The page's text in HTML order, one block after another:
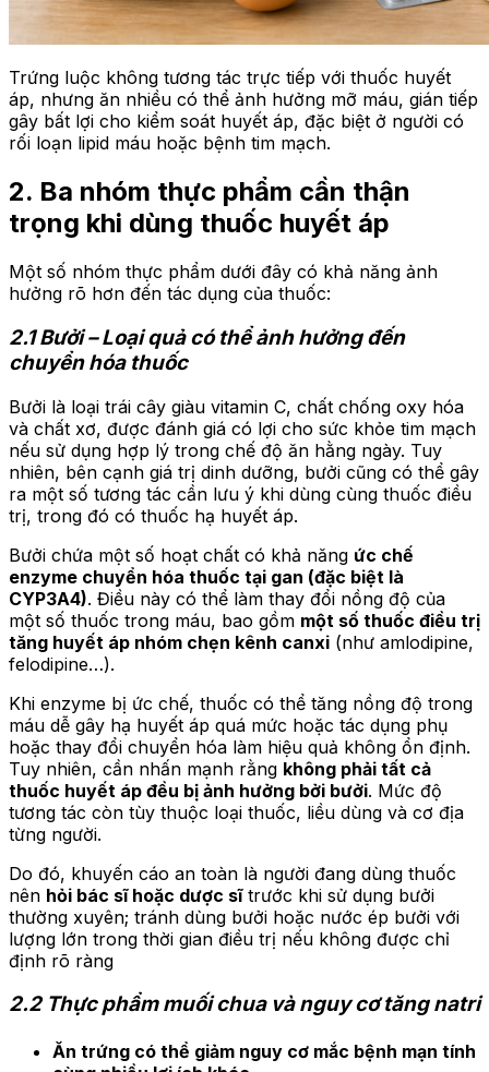
Trứng luộc không tương tác trực tiếp với thuốc huyết
áp, nhưng ăn nhiều có thể ảnh hưởng mỡ máu, gián tiếp
gây bất lợi cho kiểm soát huyết áp, đặc biệt ở người có
rối loạn lipid máu hoặc bệnh tim mạch.
2. Ba nhóm thực phẩm cần thận
trọng khi dùng thuốc huyết áp
Một số nhóm thực phẩm dưới đây có khả năng ảnh
hưởng rõ hơn đến tác dụng của thuốc:
2.1 Bưởi – Loại quả có thể ảnh hưởng đến
chuyển hóa thuốc
Bưởi là loại trái cây giàu vitamin C, chất chống oxy hóa
và chất xơ, được đánh giá có lợi cho sức khỏe tim mạch
nếu sử dụng hợp lý trong chế độ ăn hằng ngày. Tuy
nhiên, bên cạnh giá trị dinh dưỡng, bưởi cũng có thể gây
ra một số tương tác cần lưu ý khi dùng cùng thuốc điều
trị, trong đó có thuốc hạ huyết áp.
Bưởi chứa một số hoạt chất có khả năng ức chế
enzyme chuyển hóa thuốc tại gan (đặc biệt là
CYP3A4). Điều này có thể làm thay đổi nồng độ của
một số thuốc trong máu, bao gồm một số thuốc điều trị
tăng huyết áp nhóm chẹn kênh canxi (như amlodipine,
felodipine…).
Khi enzyme bị ức chế, thuốc có thể tăng nồng độ trong
máu dễ gây hạ huyết áp quá mức hoặc tác dụng phụ
hoặc thay đổi chuyển hóa làm hiệu quả không ổn định.
Tuy nhiên, cần nhấn mạnh rằng không phải tất cả
thuốc huyết áp đều bị ảnh hưởng bởi bưởi. Mức độ
tương tác còn tùy thuộc loại thuốc, liều dùng và cơ địa
từng người.
Do đó, khuyến cáo an toàn là người đang dùng thuốc
nên hỏi bác sĩ hoặc dược sĩtrước khi sử dụng bưởi
thường xuyên; tránh dùng bưởi hoặc nước ép bưởi với
lượng lớn trong thời gian điều trị nếu không được chỉ
định rõ ràng
2.2 Thực phẩm muối chua và nguy cơ tăng natri
Ăn trứng có thể giảm nguy cơ mắc bệnh mạn tính